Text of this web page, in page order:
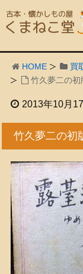
HOME
買
竹久夢二の初
2013年10月
竹久夢二の初